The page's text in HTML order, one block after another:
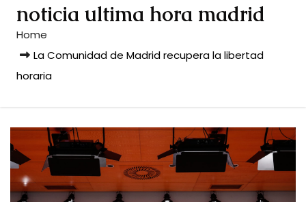
noticia ultima hora madrid
Home
La Comunidad de Madrid recupera la libertad
horaria